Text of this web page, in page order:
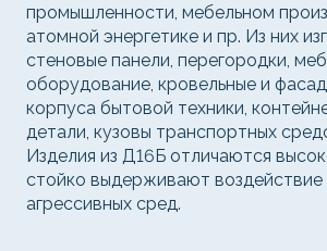
промышленности, мебельном
атомной энергетике и пр. Из них
стеновые панели, перегородки,
оборудование, кровельные и
корпуса бытовой техники,
детали, кузовы транспортных
Изделия из Д16Б отличаются
стойко выдерживают воздействие
агрессивных сред.